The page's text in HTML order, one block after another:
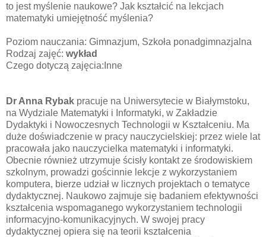
to jest myślenie naukowe? Jak kształcić na lekcjach
matematyki umiejętność myślenia?
Poziom nauczania: Gimnazjum, Szkoła ponadgimnazjalna
Rodzaj zajęć: wykład
Czego dotyczą zajęcia:Inne
Dr Anna Rybak pracuje na Uniwersytecie w Białymstoku,
na Wydziale Matematyki i Informatyki, w Zakładzie
Dydaktyki i Nowoczesnych Technologii w Kształceniu. Ma
duże doświadczenie w pracy nauczycielskiej: przez wiele lat
pracowała jako nauczycielka matematyki i informatyki.
Obecnie również utrzymuje ścisły kontakt ze środowiskiem
szkolnym, prowadzi gościnnie lekcje z wykorzystaniem
komputera, bierze udział w licznych projektach o tematyce
dydaktycznej. Naukowo zajmuje się badaniem efektywności
kształcenia wspomaganego wykorzystaniem technologii
informacyjno-komunikacyjnych. W swojej pracy
dydaktycznej opiera się na teorii kształcenia